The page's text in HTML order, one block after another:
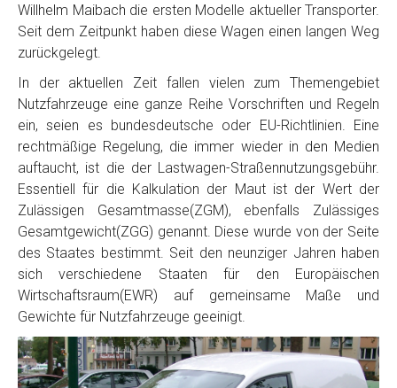
Willhelm Maibach die ersten Modelle aktueller Transporter.
Seit dem Zeitpunkt haben diese Wagen einen langen Weg
zurückgelegt.
In der aktuellen Zeit fallen vielen zum Themengebiet
Nutzfahrzeuge eine ganze Reihe Vorschriften und Regeln
ein, seien es bundesdeutsche oder EU-Richtlinien. Eine
rechtmäßige Regelung, die immer wieder in den Medien
auftaucht, ist die der Lastwagen-Straßennutzungsgebühr.
Essentiell für die Kalkulation der Maut ist der Wert der
Zulässigen Gesamtmasse(ZGM), ebenfalls Zulässiges
Gesamtgewicht(ZGG) genannt. Diese wurde von der Seite
des Staates bestimmt. Seit den neunziger Jahren haben
sich verschiedene Staaten für den Europäischen
Wirtschaftsraum(EWR) auf gemeinsame Maße und
Gewichte für Nutzfahrzeuge geeinigt.